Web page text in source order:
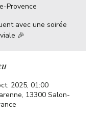
Provence
avec une soirée
🎉
2025, 01:00
13300 Salon-